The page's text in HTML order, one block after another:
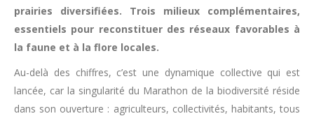
prairies diversifiées. Trois milieux complémentaires,
essentiels pour reconstituer des réseaux favorables à
la faune et à la flore locales.
Au-delà des chiffres, c’est une dynamique collective qui est
lancée, car la singularité du Marathon de la biodiversité réside
dans son ouverture : agriculteurs, collectivités, habitants, tous